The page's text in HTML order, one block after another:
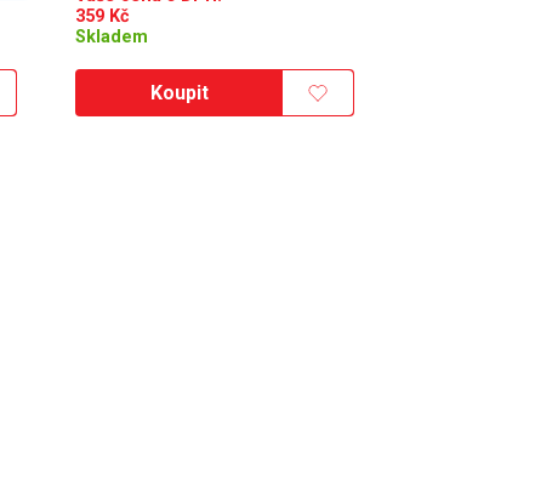
359Kč
Skladem
Koupit